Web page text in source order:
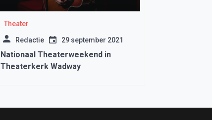
Theater
Redactie 29 september 2021
Nationaal Theaterweekend in
Theaterkerk Wadway